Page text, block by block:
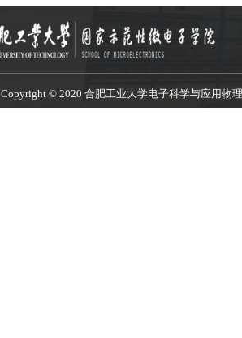
Copyright © 2020 合肥工业大学电子科学与应用